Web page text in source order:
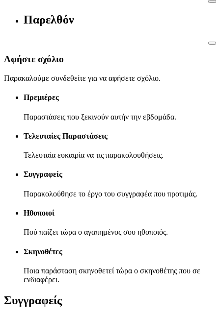
Παρελθόν
Αφήστε σχόλιο
Παρακαλούμε συνδεθείτε για να αφήσετε σχόλιο.
Πρεμιέρες
Παραστάσεις που ξεκινούν αυτήν την εβδομάδα.
Τελευταίες Παραστάσεις
Τελευταία ευκαιρία να τις παρακολουθήσεις.
Συγγραφείς
Παρακολούθησε το έργο του συγγραφέα που προτιμάς.
Ηθοποιοί
Πού παίζει τώρα ο αγαπημένος σου ηθοποιός.
Σκηνοθέτες
Ποια παράσταση σκηνοθετεί τώρα ο σκηνοθέτης που σε
ενδιαφέρει.
Συγγραφείς